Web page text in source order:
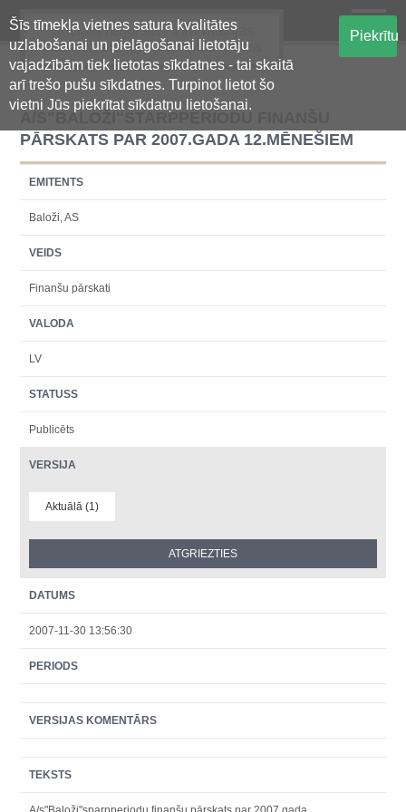
Šīs tīmekļa vietnes satura kvalitātes
uzlabošanai un pielāgošanai lietotāju
vajadzībām tiek lietotas sīkdatnes - tai skaitā
arī trešo pušu sīkdatnes. Turpinot lietot šo
vietni Jūs piekrītat sīkdatņu lietošanai.
Piekrītu
Oficiālā regulētās informācijas
centralizētā glabāšanas sistēma
A/S"BALOŽI"STARPPERIODU FINANŠU
PĀRSKATS PAR 2007.GADA 12.MĒNEŠIEM
EMITENTS
Baloži, AS
VEIDS
Finanšu pārskati
VALODA
LV
STATUSS
Publicēts
VERSIJA
Aktuālā (1)
DATUMS
2007-11-30 13:56:30
PERIODS
VERSIJAS KOMENTĀRS
TEKSTS